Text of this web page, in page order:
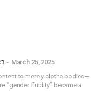
- March 25, 2025
to merely clothe bodies—
“gender fluidity” became a